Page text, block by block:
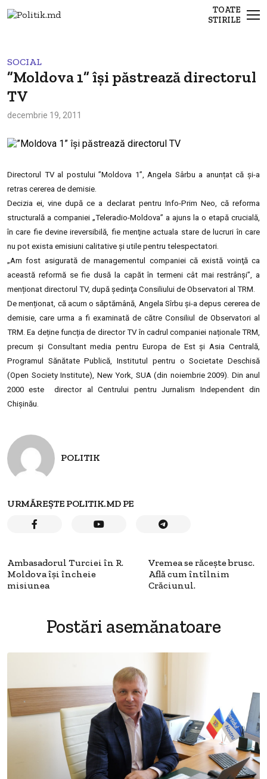
TOATE
STIRILE
SOCIAL
”Moldova 1” își păstrează directorul
TV
decembrie 19, 2011
Directorul TV al postului ”Moldova 1”, Angela Sârbu a anunțat că și-a
retras cererea de demisie.
Decizia ei, vine după ce a declarat pentru Info-Prim Neo, că reforma
structurală a companiei „Teleradio-Moldova” a ajuns la o etapă crucială,
în care fie devine ireversibilă, fie menţine actuala stare de lucruri în care
nu pot exista emisiuni calitative şi utile pentru telespectatori.
„Am fost asigurată de managementul companiei că există voinţă ca
această reformă se fie dusă la capăt în termeni cât mai restrânşi”, a
menționat directorul TV, după şedinţa Consiliului de Observatori al TRM.
De menționat, că acum o săptămână, Angela Sîrbu și-a depus cererea de
demisie, care urma a fi examinată de cătreConsiliul de Observatori al
TRM. Ea deține funcția de director TV în cadrul companiei naționale TRM,
precum și Consultant media pentru Europa de Est și Asia Centrală,
Programul Sănătate Publică, Institutul pentru o Societate Deschisă
(Open Society Institute), New York, SUA (din noiembrie 2009). Din anul
2000 este director al Centrului pentru Jurnalism Independent din
Chişinău.
POLITIK
URMĂREȘTE POLITIK.MD PE
Ambasadorul Turciei în R.
Moldova își încheie
misiunea
Vremea se răceşte brusc.
Află cum întîlnim
Crăciunul.
Postări asemănatoare